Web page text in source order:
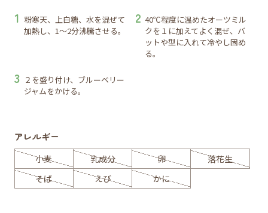
粉寒天、上白糖、水を混ぜて
加熱し、1～2分沸騰させる。
40℃程度に温めたオーツミル
クを１に加えてよく混ぜ、バ
ットや型に入れて冷やし固め
る。
２を盛り付け、ブルーベリー
ジャムをかける。
アレルギー
小麦 乳成分 卵
落花生
そば
えび かに